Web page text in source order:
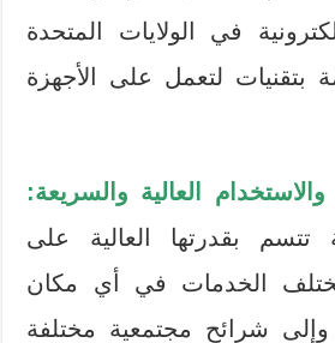
في الولايات المتحدة
بتقنيات لتعمل على الأجهزة
العالية والسريعة:
تتسم بقدرتها العالية على
الخدمات في أي مكان
شرائح مجتمعية مختلفة